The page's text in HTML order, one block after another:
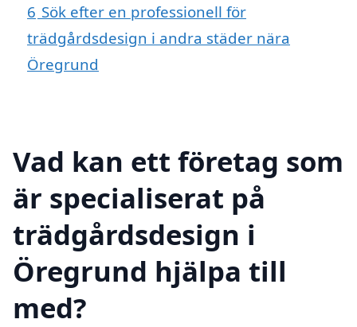
6 Sök efter en professionell för
trädgårdsdesign i andra städer nära
Öregrund
Vad kan ett företag som
är specialiserat på
trädgårdsdesign i
Öregrund hjälpa till
med?